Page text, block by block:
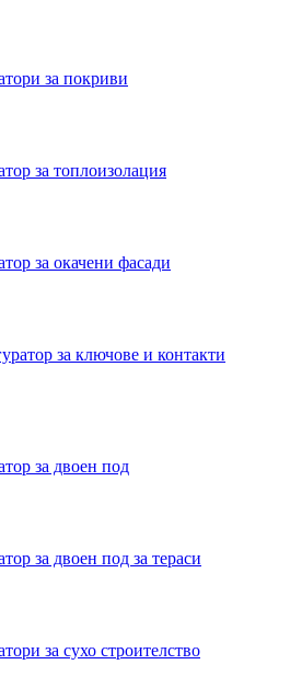
за покриви
за топлоизолация
за окачени фасади
за ключове и контакти
за двоен под
за двоен под за тераси
за сухо строителство